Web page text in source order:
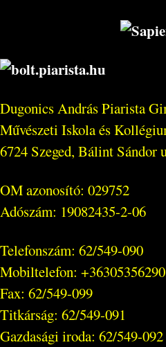
Dugonics András Piarista
Művészeti Iskola és
6724 Szeged, Bálint Sándor
OM azonosító: 029752
Adószám: 19082435-2-06
Telefonszám: 62/549-090
Mobiltelefon: +36305356290
Fax: 62/549-099
Titkárság: 62/549-091
Gazdasági iroda: 62/549-092